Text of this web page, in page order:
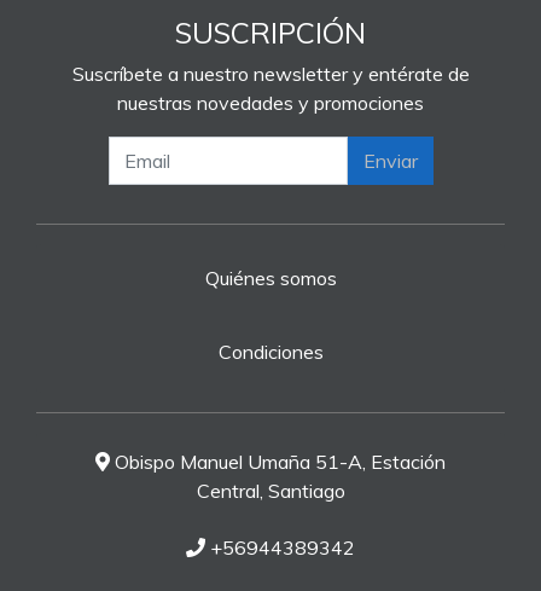
SUSCRIPCIÓN
Suscríbete a nuestro newsletter y entérate de
nuestras novedades y promociones
Enviar
Quiénes somos
Condiciones
Obispo Manuel Umaña 51-A, Estación
Central, Santiago
+56944389342